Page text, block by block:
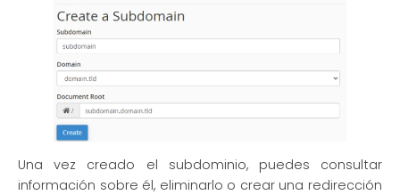
Una vez creado el subdominio, puedes consultar
información sobre él, eliminarlo o crear una redirección